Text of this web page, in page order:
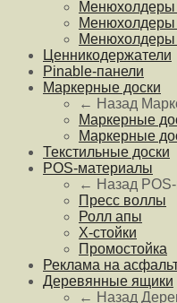
Менюхолдеры
Менюхолдеры
Ценникодержатели
Pinable-панели
Маркерные доски
← Назад
Маркерные
Маркерные
Текстильные доски
POS-материалы
← Назад
Пресс воллы
Ролл апы
Х-стойки
Промостойка
Реклама на
Деревянные ящики
← Назад